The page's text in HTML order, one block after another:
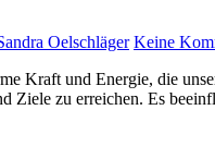
Oelschläger Keine
Kraft und Energie, die
Ziele zu erreichen. Es